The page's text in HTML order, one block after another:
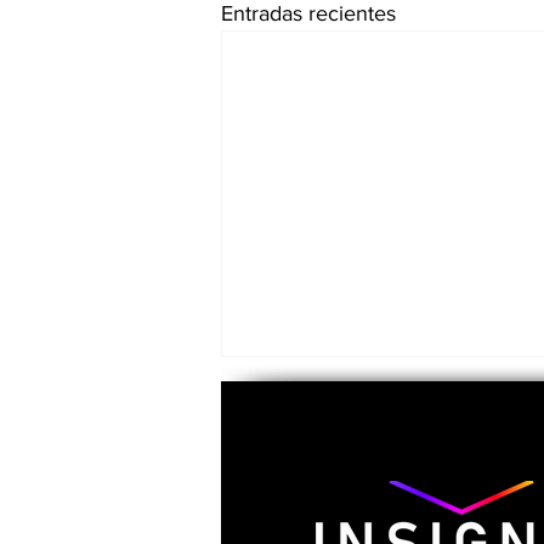
Entradas recientes